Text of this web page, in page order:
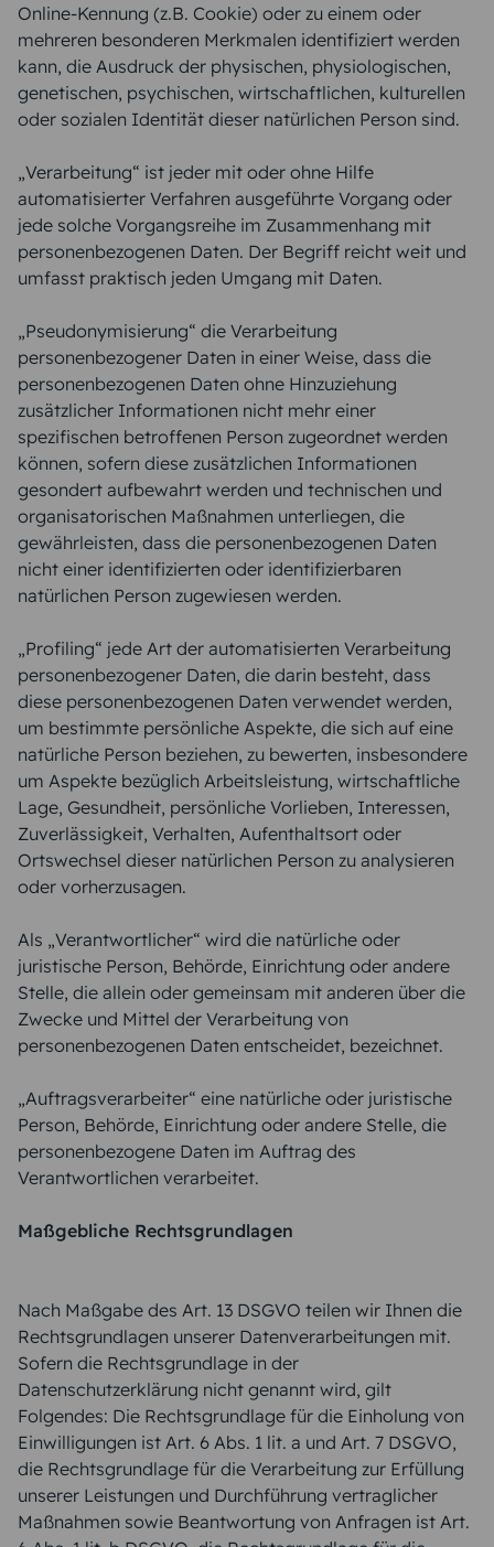
Online-Kennung (z.B. Cookie) oder zu einem oder
mehreren besonderen Merkmalen identifiziert werden
kann, die Ausdruck der physischen, physiologischen,
genetischen, psychischen, wirtschaftlichen, kulturellen
oder sozialen Identität dieser natürlichen Person sind.
„Verarbeitung“ ist jeder mit oder ohne Hilfe
automatisierter Verfahren ausgeführte Vorgang oder
jede solche Vorgangsreihe im Zusammenhang mit
personenbezogenen Daten. Der Begriff reicht weit und
umfasst praktisch jeden Umgang mit Daten.
„Pseudonymisierung“ die Verarbeitung
personenbezogener Daten in einer Weise, dass die
personenbezogenen Daten ohne Hinzuziehung
zusätzlicher Informationen nicht mehr einer
spezifischen betroffenen Person zugeordnet werden
können, sofern diese zusätzlichen Informationen
gesondert aufbewahrt werden und technischen und
organisatorischen Maßnahmen unterliegen, die
gewährleisten, dass die personenbezogenen Daten
nicht einer identifizierten oder identifizierbaren
natürlichen Person zugewiesen werden.
„Profiling“ jede Art der automatisierten Verarbeitung
personenbezogener Daten, die darin besteht, dass
diese personenbezogenen Daten verwendet werden,
um bestimmte persönliche Aspekte, die sich auf eine
natürliche Person beziehen, zu bewerten, insbesondere
um Aspekte bezüglich Arbeitsleistung, wirtschaftliche
Lage, Gesundheit, persönliche Vorlieben, Interessen,
Zuverlässigkeit, Verhalten, Aufenthaltsort oder
Ortswechsel dieser natürlichen Person zu analysieren
oder vorherzusagen.
Als „Verantwortlicher“ wird die natürliche oder
juristische Person, Behörde, Einrichtung oder andere
Stelle, die allein oder gemeinsam mit anderen über die
Zwecke und Mittel der Verarbeitung von
personenbezogenen Daten entscheidet, bezeichnet.
„Auftragsverarbeiter“ eine natürliche oder juristische
Person, Behörde, Einrichtung oder andere Stelle, die
personenbezogene Daten im Auftrag des
Verantwortlichen verarbeitet.
Maßgebliche Rechtsgrundlagen
Nach Maßgabe des Art. 13 DSGVO teilen wir Ihnen die
Rechtsgrundlagen unserer Datenverarbeitungen mit.
Sofern die Rechtsgrundlage in der
Datenschutzerklärung nicht genannt wird, gilt
Folgendes: Die Rechtsgrundlage für die Einholung von
Einwilligungen ist Art. 6 Abs. 1 lit. a und Art. 7 DSGVO,
die Rechtsgrundlage für die Verarbeitung zur Erfüllung
unserer Leistungen und Durchführung vertraglicher
Maßnahmen sowie Beantwortung von Anfragen ist Art.